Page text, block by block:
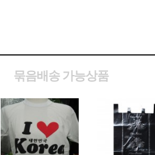
묶음배송 가능상품